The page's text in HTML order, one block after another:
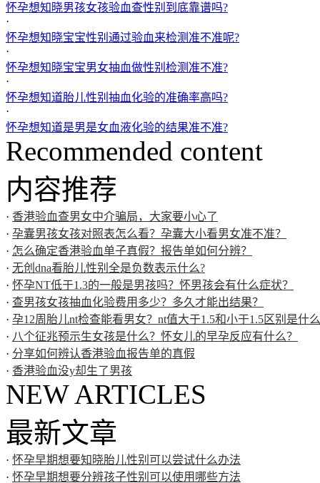
怀孕想知晓男孩女孩验血查性别到底靠谱吗?
·
怀孕想知晓宝宝性别通过验血来检测准不准呢?
·
怀孕想知晓宝宝男女抽血做性别检测准不准?
·
怀孕想知道胎儿性别抽血化验的准确率高吗?
·
怀孕想知道是男是女血液化验的结果准不准?
Recommended content
内容推荐
· 香港验血查男女中介骗局，大家要小心了
· 孕囊男孩女孩对照表怎么看？孕囊大小看男女准不准？
· 怎么确定香港验血单子真假？报告单如何分辨？
· 无创dna看胎儿性别全是负数表示什么?
· 怀孕NT低于1.3的一般是男孩吗？怀男孩会有什么症状？
· 查男孩女孩抽血化验费用多少？多久才能出结果？
· 孕12周胎儿nt检查能看男女？nt值大于1.5和小于1.5区别是什
· 八个征兆预示生女孩是什么？怀女儿的早孕反应有什么？
· 分享如何辨认香港验血报告单的真假
· 香港验血没y却生了男孩
NEW ARTICLES
最新文章
· 怀孕早期想要知晓胎儿性别可以尝试什么办法
· 怀孕早期想要分辨孩子性别可以使用哪些方法